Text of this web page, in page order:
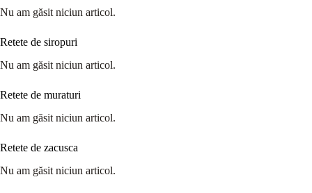
Nu am găsit niciun articol.
Retete de siropuri
Nu am găsit niciun articol.
Retete de muraturi
Nu am găsit niciun articol.
Retete de zacusca
Nu am găsit niciun articol.